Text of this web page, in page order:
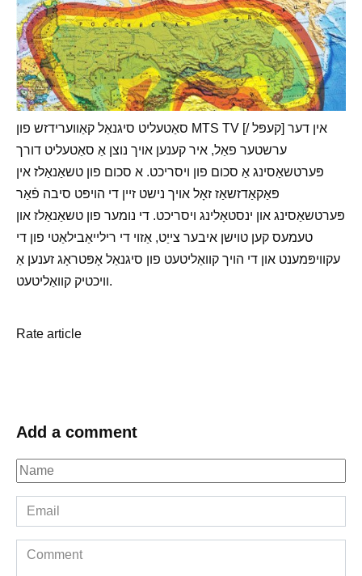
סאַטעליט סיגנאַל קאַווערידזש פון MTS TV [/ קעפּל] אין דער
ערשטער פאַל, איר קענען אויך נוצן אַ סאַטעליט דורך
פּערטשאַסינג אַ סכום פון ויסריכט. א סכום פון טשאַנאַלז אין
פּאַקאַדזשאַז זאָל אויך נישט זיין די הויפּט סיבה פֿאַר
פּערטשאַסינג און ינסטאָלינג ויסריכט. די נומער פון טשאַנאַלז און
טעמעס קען טוישן איבער צייַט, אַזוי די רילייאַבילאַטי פון די
עקוויפּמענט און די הויך קוואַליטעט פון סיגנאַל אָפּטראָג זענען אַ
וויכטיק קוואַליטעט.
Rate article
Add a comment
Name
*
Email
*
Comment